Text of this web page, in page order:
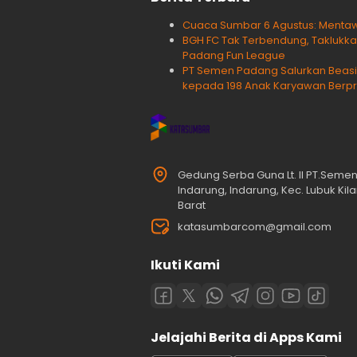
Cuaca Sumbar 6 Agustus:
BGH FC Tak Terbendung,
Padang Fun League
PT Semen Padang Salurkan
kepada 198 Anak Karyawan
Gedung Serba Guna Lt. II
Indarung, Indarung, Kec. Lubuk
Barat
katasumbarcom@gmail.com
Ikuti Kami
Jelajahi Berita di Apps Kami